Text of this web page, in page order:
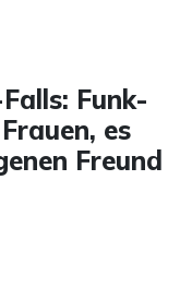
Funk-
es
Freund